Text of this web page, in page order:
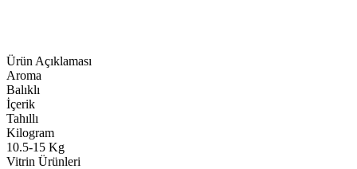
Ürün Açıklaması
Aroma
Balıklı
İçerik
Tahıllı
Kilogram
10.5-15 Kg
Vitrin Ürünleri